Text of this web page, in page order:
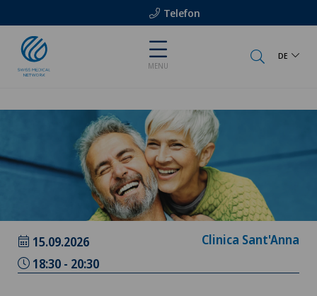
Telefon
MENU
DE
15.09.2026
18:30 - 20:30
Clinica Sant'Anna